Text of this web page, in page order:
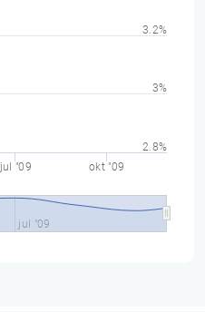
jul "09 okt "09
jul "09
2.8%
3%
3.2%